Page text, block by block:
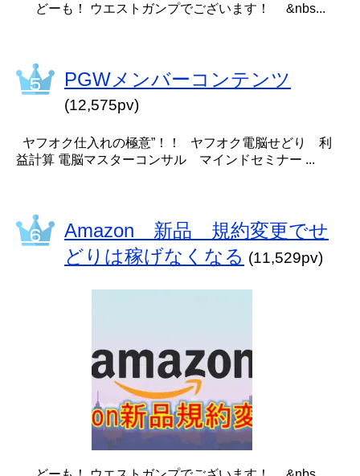
どーも！ ウエストガンプでございます！ &nbs...
PGWメンバーコンテンツ
(12,575pv)
ヤフオク仕入れの極意”！！ ヤフオク電脳せどり 利
益計算 電脳マスターコンサル マインドセミナー ...
Amazon 新品 規約変更でせ
どりは稼げなくなる (11,529pv)